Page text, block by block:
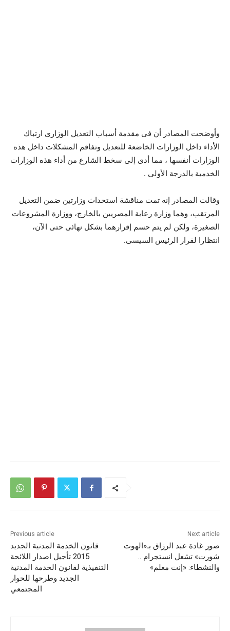
وأوضحت المصادر أن فى مقدمة أسباب التعديل الوزارى ارتباك
الأداء داخل الوزارات الخاضعة للتعديل وتفاقم المشكلات داخل هذه
الوزارات أنفسها ، مما أدى إلى سخط الشارع من أداء هذه الوزارات
الخدمية بالدرجة الأولى .
وقالت المصادر إنه تمت مناقشة استحداث وزارتين ضمن التعديل
المرتقب، وهما وزارة رعاية المصريين بالخارج، ووزارة المشروعات
الصغيرة، ولكن لم يتم حسم إقرارهما بشكل نهائى حتى الآن،
انتظارا لقرار الرئيس السيسى.
Previous article
قانون الخدمة المدنية الجديد
2015 تأجيل اصدار اللائحة
التنفيذية لقانون الخدمة المدنية
الجديد وطرحها للحوار
المجتمعي
Next article
صور غادة عبد الرزاق بـ«الهوت
شورت» تشعل انستجرام ..
والنشطاء: «إنت معلم»